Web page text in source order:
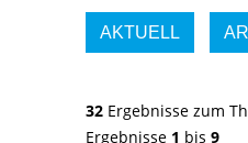
AKTUELL
32 Ergebnisse zum
Ergebnisse 1 bis 9